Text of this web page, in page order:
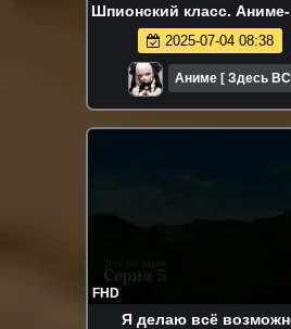
Шпионский класс.
серии
2025-07-04 08:38
Аниме [ Здесь
FHD
Я делаю всё